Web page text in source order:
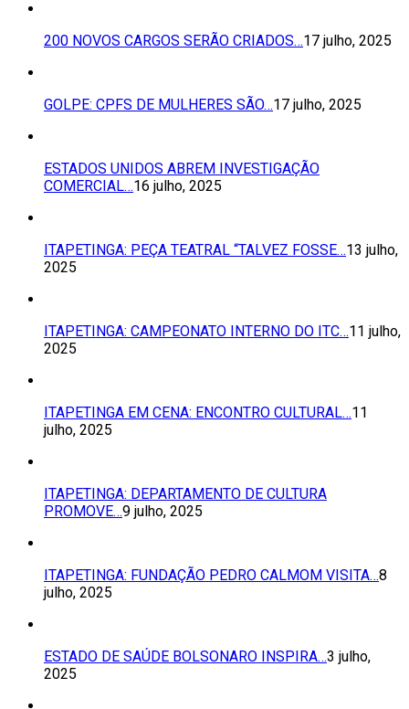
200 NOVOS CARGOS SERÃO CRIADOS…17 julho, 2025
GOLPE: CPFS DE MULHERES SÃO…17 julho, 2025
ESTADOS UNIDOS ABREM INVESTIGAÇÃO
COMERCIAL…16 julho, 2025
ITAPETINGA: PEÇA TEATRAL “TALVEZ FOSSE…13 julho,
2025
ITAPETINGA: CAMPEONATO INTERNO DO ITC…11 julho,
2025
ITAPETINGA EM CENA: ENCONTRO CULTURAL…11
julho, 2025
ITAPETINGA: DEPARTAMENTO DE CULTURA
PROMOVE…9 julho, 2025
ITAPETINGA: FUNDAÇÃO PEDRO CALMOM VISITA…8
julho, 2025
ESTADO DE SAÚDE BOLSONARO INSPIRA…3 julho,
2025